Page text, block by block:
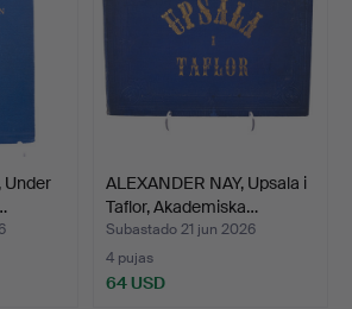
Under
ALEXANDER NAY, Upsala i
Taflor, Akademiska…
Subastado 21 jun 2026
4 pujas
64 USD